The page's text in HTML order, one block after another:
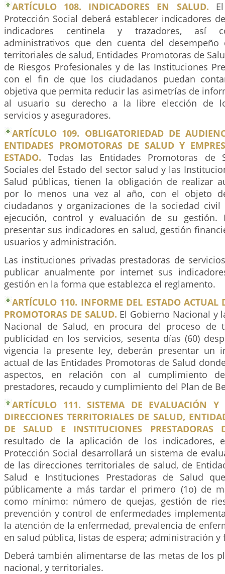
ARTÍCULO 108. INDICADORES EN SALUD.
Protección Social deberá establecer indicadores
indicadores centinela y trazadores, así
administrativos que den cuenta del desempeño
territoriales de salud, Entidades Promotoras de
de Riesgos Profesionales y de las Instituciones
con el fin de que los ciudadanos puedan
objetiva que permita reducir las asimetrías de
al usuario su derecho a la libre elección de
servicios y aseguradores.
ARTÍCULO 109. OBLIGATORIEDAD DE
ENTIDADES PROMOTORAS DE SALUD Y
ESTADO. Todas las Entidades Promotoras de
Sociales del Estado del sector salud y las
Salud públicas, tienen la obligación de realizar
por lo menos una vez al año, con el objeto
ciudadanos y organizaciones de la sociedad
ejecución, control y evaluación de su gestión.
presentar sus indicadores en salud, gestión
usuarios y administración.
Las instituciones privadas prestadoras de
publicar anualmente por internet sus
gestión en la forma que establezca el reglamento.
ARTÍCULO 110. INFORME DEL ESTADO ACTUAL
PROMOTORAS DE SALUD. El Gobierno Nacional y
Nacional de Salud, en procura del proceso de
publicidad en los servicios, sesenta días (60)
vigencia la presente ley, deberán presentar un
actual de las Entidades Promotoras de Salud
aspectos, en relación con al cumplimiento
prestadores, recaudo y cumplimiento del Plan de
ARTÍCULO 111. SISTEMA DE EVALUACIÓN Y
DIRECCIONES TERRITORIALES DE SALUD,
DE SALUD E INSTITUCIONES PRESTADORAS
resultado de la aplicación de los indicadores,
Protección Social desarrollará un sistema de
de las direcciones territoriales de salud, de
Salud e Instituciones Prestadoras de Salud
públicamente a más tardar el primero (1o) de
como mínimo: número de quejas, gestión de
prevención y control de enfermedades
la atención de la enfermedad, prevalencia de
en salud pública, listas de espera; administración y
Deberá también alimentarse de las metas de los
nacional, y territoriales.